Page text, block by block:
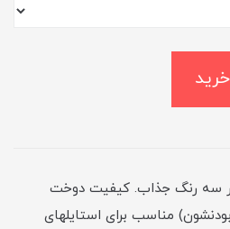
سه رنگ جذاب. کیفیت دوخت
مناسب برای استایلهای